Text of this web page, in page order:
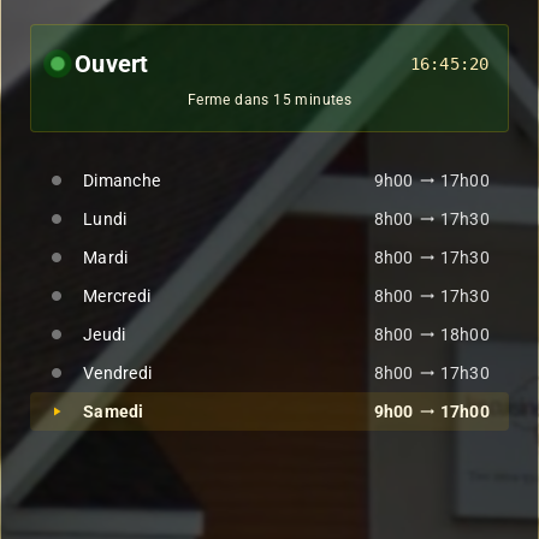
Ouvert 16:45:22
Ferme dans 15 minutes
fiber_manual_record Dimanche 9h00 trending_flat 17h00
fiber_manual_record Lundi 8h00 trending_flat 17h30
fiber_manual_record Mardi 8h00 trending_flat 17h30
fiber_manual_record Mercredi 8h00 trending_flat 17h30
fiber_manual_record Jeudi 8h00 trending_flat 18h00
fiber_manual_record Vendredi 8h00 trending_flat 17h30
play_arrow Samedi 9h00 trending_flat 17h00